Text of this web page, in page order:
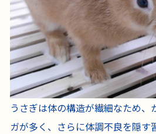
うさぎは体の構造が繊細なため、
ガが多く、さらに体調不良を隠す